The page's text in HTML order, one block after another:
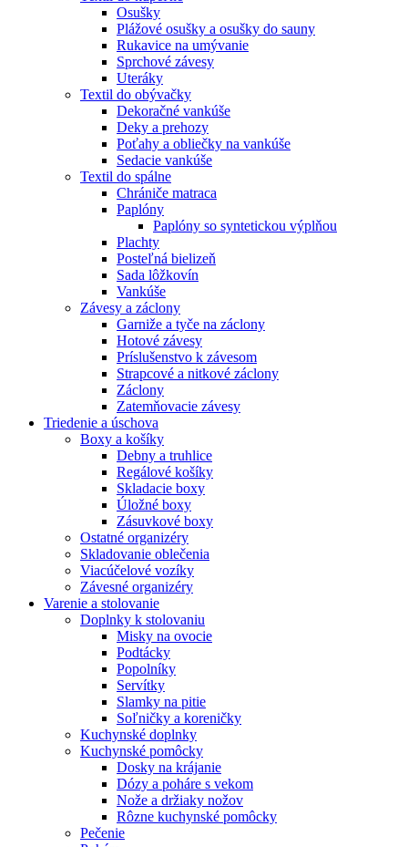
Osušky
Plážové osušky a osušky do sauny
Rukavice na umývanie
Sprchové závesy
Uteráky
Textil do obývačky
Dekoračné vankúše
Deky a prehozy
Poťahy a obliečky na vankúše
Sedacie vankúše
Textil do spálne
Chrániče matraca
Paplóny
Paplóny so syntetickou výplňou
Plachty
Posteľná bielizeň
Sada lôžkovín
Vankúše
Závesy a záclony
Garniže a tyče na záclony
Hotové závesy
Príslušenstvo k závesom
Strapcové a nitkové záclony
Záclony
Zatemňovacie závesy
Triedenie a úschova
Boxy a košíky
Debny a truhlice
Regálové košíky
Skladacie boxy
Úložné boxy
Zásuvkové boxy
Ostatné organizéry
Skladovanie oblečenia
Viacúčelové vozíky
Závesné organizéry
Varenie a stolovanie
Doplnky k stolovaniu
Misky na ovocie
Podtácky
Popolníky
Servítky
Slamky na pitie
Soľničky a koreničky
Kuchynské doplnky
Kuchynské pomôcky
Dosky na krájanie
Dózy a poháre s vekom
Nože a držiaky nožov
Rôzne kuchynské pomôcky
Pečenie